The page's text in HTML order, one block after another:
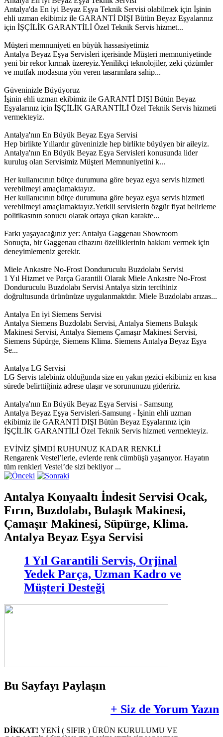
Antalya'da En iyi Beyaz Eşya Teknik Servisi olabilmek için İşinin
ehli uzman ekibimiz ile GARANTİ DIŞI Bütün Beyaz Eşyalarınız
için İŞÇİLİK GARANTİLİ Özel Teknik Servis hizmet...
Müşteri memnuniyeti en büyük hassasiyetimiz
Antalya Beyaz Eşya Servisleri içerisinde Müşteri memnuniyetinde
yeni bir rekor kırmak üzereyiz.Yenilikçi teknolojiler, zeki çözümler
ve mutfak modasına yön veren tasarımlara sahip...
Güveninizle Büyüyoruz
İşinin ehli uzman ekibimiz ile GARANTİ DIŞI Bütün Beyaz
Eşyalarınız için İŞÇİLİK GARANTİLİ Özel Teknik Servis hizmeti
vermekteyiz.
Antalya'nın En Büyük Beyaz Eşya Servisi
Hep birlikte Yıllardır güveninizle hep birlikte büyüyen bir aileyiz.
Antalya'nın En Büyük Beyaz Eşya Servisleri konusunda lider
kuruluş olan Servisimiz Müşteri Memnuniyetini k...
Her kullanıcının bütçe durumuna göre beyaz eşya servis hizmeti
verebilmeyi amaçlamaktayız.
Her kullanıcının bütçe durumuna göre beyaz eşya servis hizmeti
verebilmeyi amaçlamaktayız.Yetkili servislerin özgür fiyat belirleme
politikasının sonucu olarak ortaya çıkan karakte...
Farkı yaşayacağınız yer: Antalya Gaggenau Showroom
Sonuçta, bir Gaggenau cihazını özelliklerinin hakkını vermek için
deneyimlemeniz gerekir.
Miele Ankastre No-Frost Donduruculu Buzdolabı Servisi
1 Yıl Hizmet ve Parça Garantili Olarak Miele Ankastre No-Frost
Donduruculu Buzdolabı Servisi Antalya sizin tercihiniz
doğrultusunda ürününüze uygulanmaktdır. Miele Buzdolabı arızas...
Antalya En iyi Siemens Servisi
Antalya Siemens Buzdolabı Servisi, Antalya Siemens Bulaşık
Makinesi Servisi, Antalya Siemens Çamaşır Makinesi Servisi,
Siemens Süpürge, Siemens Klima. Siemens Antalya Beyaz Eşya
Se...
Antalya LG Servisi
LG Servis talebiniz olduğunda size en yakın gezici ekibimiz en kısa
sürede belirttiğiniz adrese ulaşır ve sorununuzu gideririz.
Antalya'nın En Büyük Beyaz Eşya Servisi - Samsung
Antalya Beyaz Eşya Servisleri-Samsung - İşinin ehli uzman
ekibimiz ile GARANTİ DIŞI Bütün Beyaz Eşyalarınız için
İŞÇİLİK GARANTİLİ Özel Teknik Servis hizmeti vermekteyiz.
EVİNİZ ŞİMDİ RUHUNUZ KADAR RENKLİ
Rengarenk Vestel’lerle, evlerde renk cümbüşü yaşanıyor. Hayatın
tüm renkleri Vestel’de sizi bekliyor ...
Antalya Konyaaltı İndesit Servisi Ocak,
Fırın, Buzdolabı, Bulaşık Makinesi,
Çamaşır Makinesi, Süpürge, Klima.
Antalya Beyaz Eşya Servisi
1 Yıl Garantili Servis, Orjinal
Yedek Parça, Uzman Kadro ve
Müşteri Desteği
Bu Sayfayı Paylaşın
+ Siz de Yorum Yazın
DİKKAT! YENİ ( SIFIR ) ÜRÜN KURULUMU VE